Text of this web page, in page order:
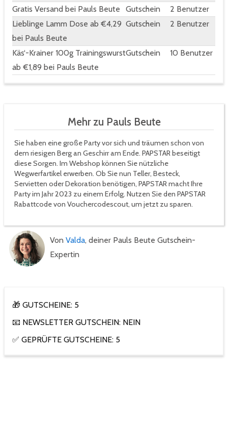
Gratis Versand bei Pauls Beute Gutschein
2 Benutzer
Lieblinge Lamm Dose ab €4,29
bei Pauls Beute
Gutschein 2 Benutzer
Käs‘-Krainer 100g Trainingswurst
ab €1,89 bei Pauls Beute
Gutschein 10 Benutzer
Mehr zu Pauls Beute
Sie haben eine große Party vor sich und träumen schon von
dem riesigen Berg an Geschirr am Ende. PAPSTAR beseitigt
diese Sorgen. Im Webshop können Sie nützliche
Wegwerfartikel erwerben. Ob Sie nun Teller, Besteck,
Servietten oder Dekoration benötigen, PAPSTAR macht Ihre
Party im Jahr 2023 zu einem Erfolg. Nutzen Sie den PAPSTAR
Rabattcode von Vouchercodescout, um jetzt zu sparen.
Von Valda, deiner Pauls Beute Gutschein-
Expertin
🎁 GUTSCHEINE: 5
📧 NEWSLETTER GUTSCHEIN: NEIN
✅ GEPRÜFTE GUTSCHEINE: 5